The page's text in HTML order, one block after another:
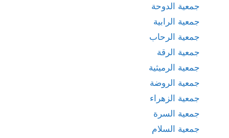
جمعية الدوحة
جمعية الرابية
جمعية الرحاب
جمعية الرقة
جمعية الرميثية
جمعية الروضة
جمعية الزهراء
جمعية السرة
جمعية السلام